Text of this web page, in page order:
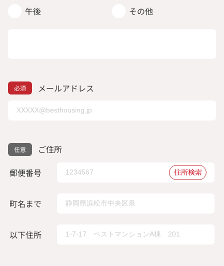
午後
その他
メールアドレス
ご住所
郵便番号
住所検索
町名まで
以下住所